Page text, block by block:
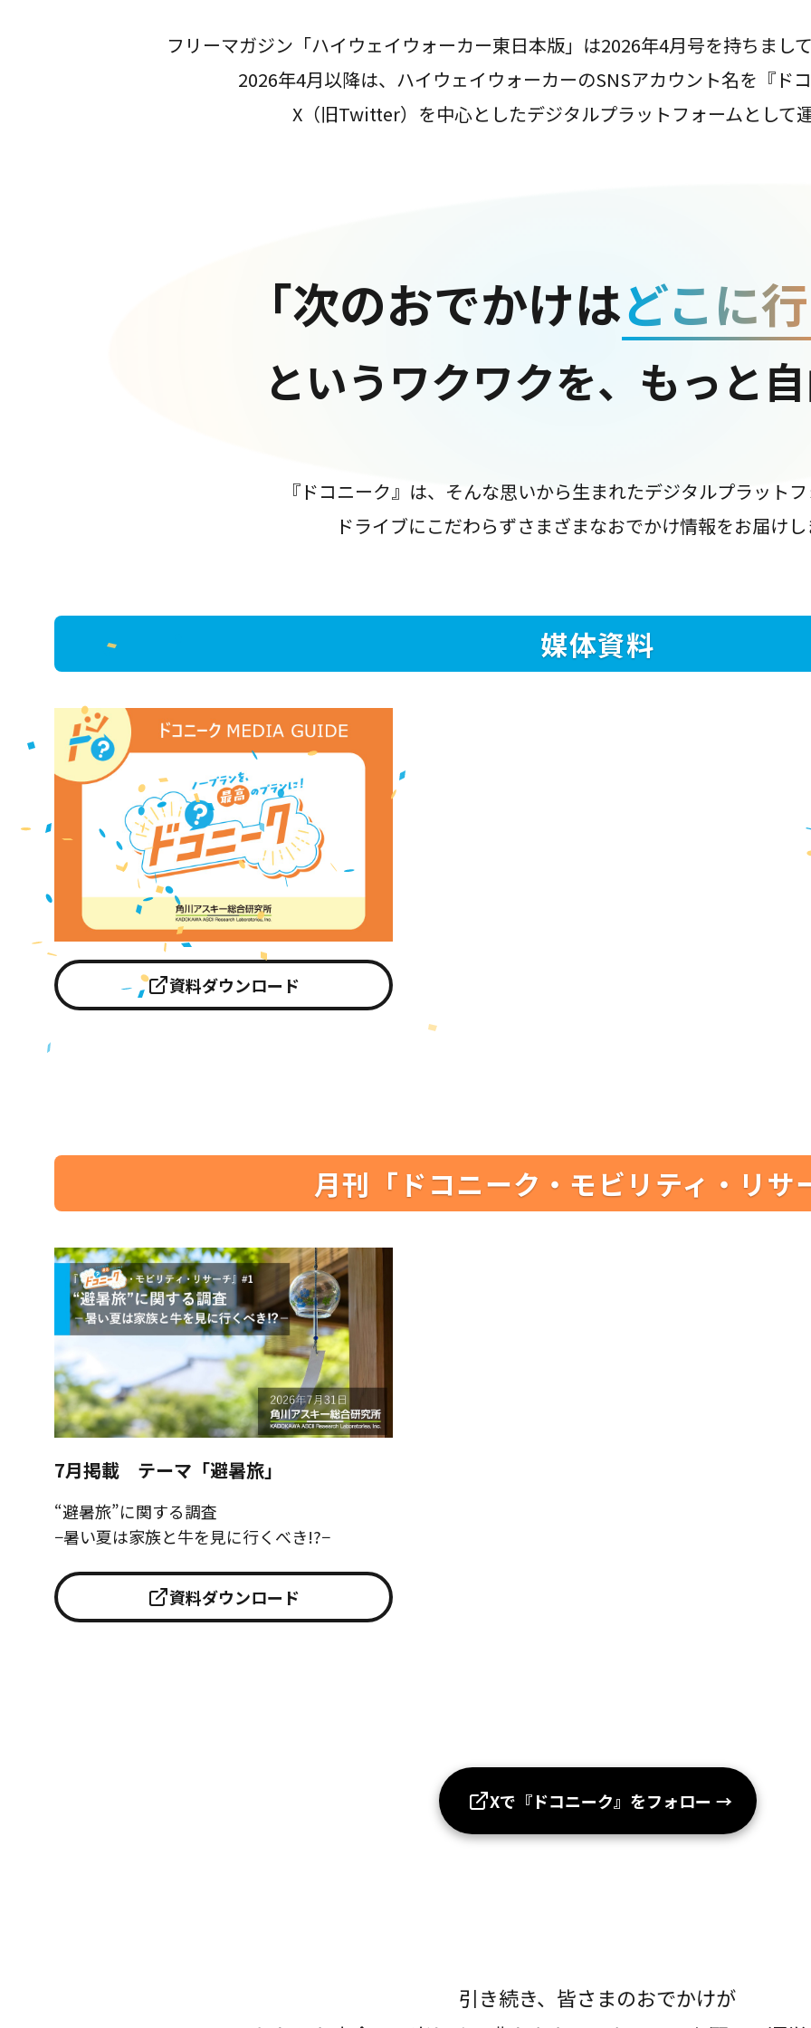
フリーマガジン「ハイウェイウォーカー東日本版」は2026年4月号を持ちまし
2026年4月以降は、ハイウェイウォーカーのSNSアカウント名を『ド
X（旧Twitter）を中心としたデジタルプラットフォームとして
「次のおでかけはどこに
というワクワクを、もっと
『ドコニーク』は、そんな思いから生まれたデジタルプラット
ドライブにこだわらずさまざまなおでかけ情報をお届け
媒体資料
資料ダウンロード
月刊「ドコニーク・モビリティ・リサ
7月掲載 テーマ「避暑旅」
“避暑旅”に関する調査
−暑い夏は家族と牛を見に行くべき!?−
資料ダウンロード
Xで『ドコニーク』をフォロー →
引き続き、皆さまのおでかけが